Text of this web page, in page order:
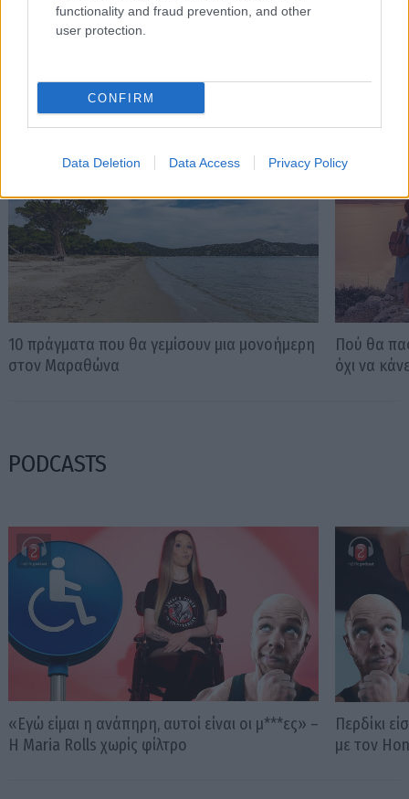
functionality and fraud prevention, and other
user protection.
CONFIRM
Data Deletion Data Access Privacy Policy
Διαβάστε επίσης
10 πράγματα που θα γεμίσουν μια μονοήμερη
στον Μαραθώνα
Πού θα
όχι να
PODCASTS
«Εγώ είμαι η ανάπηρη, αυτοί είναι οι μ***ες» –
Η Maria Rolls χωρίς φίλτρο
Περδίκι
με τον